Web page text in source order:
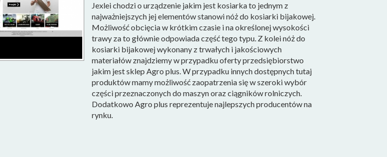
Jexlei chodzi o urządzenie jakim jest kosiarka to jednym z
najważniejszych jej elementów stanowi nóż do kosiarki bijakowej.
Możliwość obcięcia w krótkim czasie i na określonej wysokości
trawy za to głównie odpowiada część tego typu. Z kolei nóż do
kosiarki bijakowej wykonany z trwałych i jakościowych
materiałów znajdziemy w przypadku oferty przedsiębiorstwo
jakim jest sklep Agro plus. W przypadku innych dostępnych tutaj
produktów mamy możliwość zaopatrzenia się w szeroki wybór
części przeznaczonych do maszyn oraz ciągników rolniczych.
Dodatkowo Agro plus reprezentuje najlepszych producentów na
rynku.